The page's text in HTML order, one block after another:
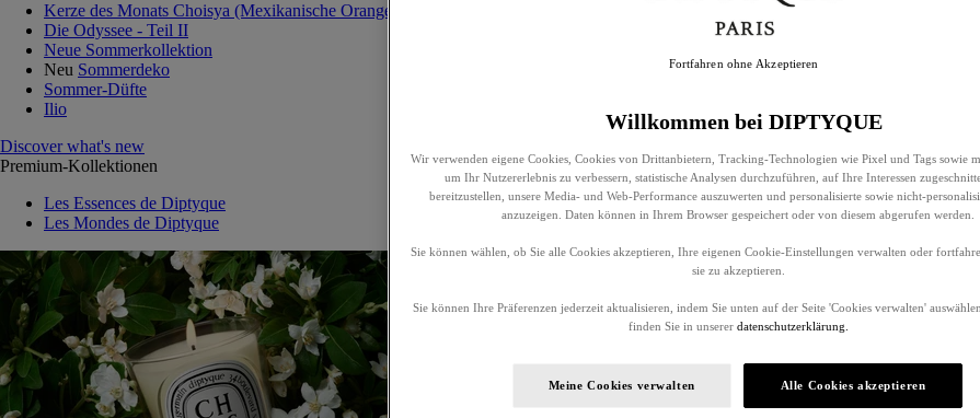
Kerze des Monats Choisya (Mexikanische Orangenblume)
Die Odyssee - Teil II
Neue Sommerkollektion
Neu Sommerdeko
Sommer-Düfte
Ilio
Discover what's new
Premium-Kollektionen
Les Essences de Diptyque
Les Mondes de Diptyque
Willkommen bei DIPTYQUE
Wir verwenden eigene Cookies, Cookies von Drittanbietern, Tracking-Technologien wie Pixel und Tags sowie
um Ihr Nutzererlebnis zu verbessern, statistische Analysen durchzuführen, auf Ihre Interessen
bereitzustellen, unsere Media- und Web-Performance auszuwerten und personalisierte sowie nicht-
anzuzeigen. Daten können in Ihrem Browser gespeichert oder von diesem abgerufen werden.
Sie können wählen, ob Sie alle Cookies akzeptieren, Ihre eigenen Cookie-Einstellungen verwalten oder
sie zu akzeptieren.
Sie können Ihre Präferenzen jederzeit aktualisieren, indem Sie unten auf der Seite 'Cookies verwalten'
finden Sie in unserer datenschutzerklärung.
Meine Cookies verwalten Alle Cookies akzeptieren
Fortfahren ohne Akzeptieren